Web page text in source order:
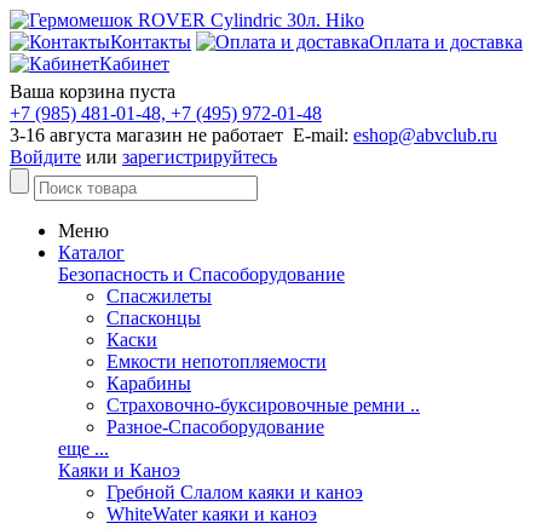
Контакты
Оплата и доставка
Кабинет
Ваша корзина пуста
+7 (985) 481-01-48, +7 (495) 972-01-48
3-16 августа магазин не работает E-mail: eshop@abvclub.ru
Войдите или зарегистрируйтесь
Меню
Каталог
Безопасность и Спасоборудование
Спасжилеты
Спасконцы
Каски
Емкости непотопляемости
Карабины
Страховочно-буксировочные ремни ..
Разное-Спасоборудование
еще ...
Каяки и Каноэ
Гребной Слалом каяки и каноэ
WhiteWater каяки и каноэ